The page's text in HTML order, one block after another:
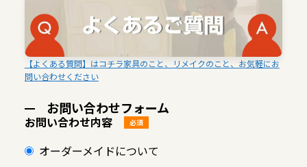
【よくある質問】はコチラ家具のこと、リメイクのこと、お気軽にお
問い合わせください
お問い合わせフォーム
お問い合わせ内容 必須
オーダーメイドについて